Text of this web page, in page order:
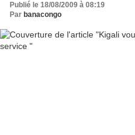
Publié le 18/08/2009 à 08:19
Par banacongo